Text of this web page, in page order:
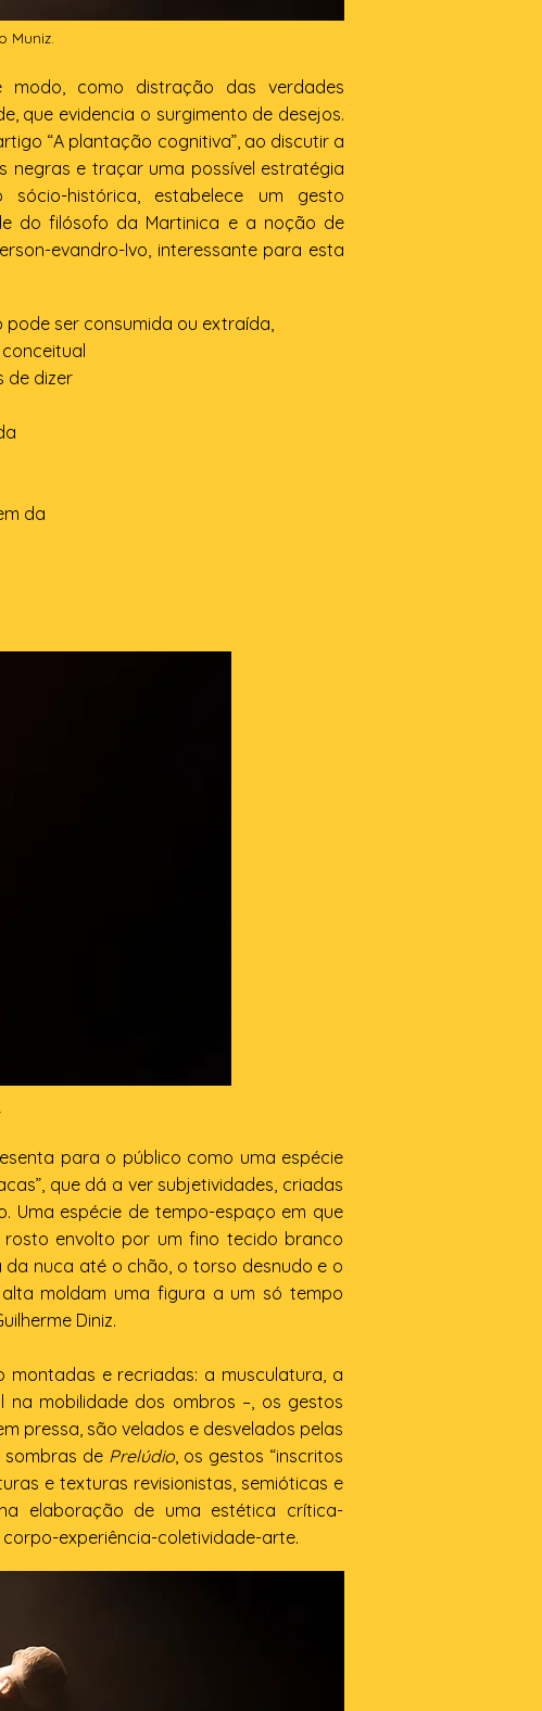
Muniz.
como distração das verdades
que evidencia o surgimento de desejos.
“A plantação cognitiva”, ao discutir a
e traçar uma possível estratégia
histórica, estabelece um gesto
do filósofo da Martinica e a noção de
evandro-Ivo, interessante para esta
pode ser consumida ou extraída,
de dizer
da
para o público como uma espécie
que dá a ver subjetividades, criadas
Uma espécie de tempo-espaço em que
rosto envolto por um fino tecido branco
nuca até o chão, o torso desnudo e o
moldam uma figura a um só tempo
Diniz.
montadas e recriadas: a musculatura, a
na mobilidade dos ombros –, os gestos
pressa, são velados e desvelados pelas
sombras de Prelúdio, os gestos “inscritos
e texturas revisionistas, semióticas e
elaboração de uma estética crítica-
experiência-coletividade-arte.